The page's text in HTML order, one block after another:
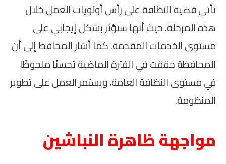
تأتي قضية النظافة على رأس أولويات العمل خلال
هذه المرحلة. حيث أنها ستؤثر بشكل إيجابي على
مستوى الخدمات المقدمة. كما أشار المحافظ إلى أن
المحافظة حققت في الفترة الماضية تحسنًا ملحوظًا
في مستوى النظافة العامة، ويستمر العمل على تطوير
المنظومة.
مواجهة ظاهرة النباشين